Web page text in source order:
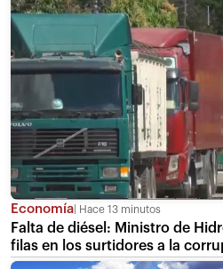
Economía Hace 13 minutos
Falta de diésel: Ministro de
filas en los surtidores a la